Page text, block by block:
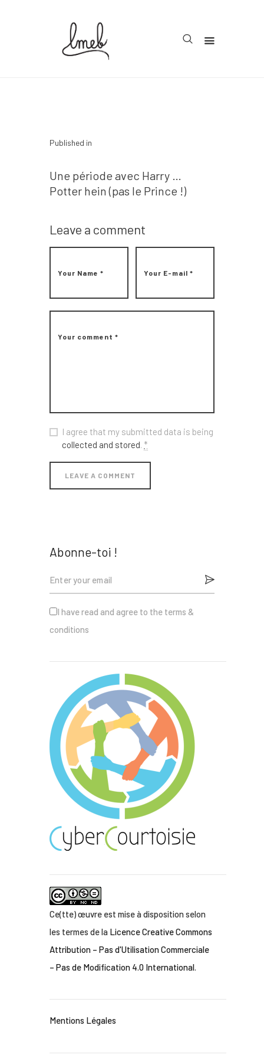
Organisation
La communauté
Contact
Navigation
l’article
Published in
Une période avec Harry …
Potter hein (pas le Prince !)
Leave a comment
I agree that my submitted data is being
collected and stored. *
Abonne-toi !
I have read and agree to the terms &
conditions
Ce(tte) œuvre est mise à disposition selon
les termes de la Licence Creative Commons
Attribution – Pas d'Utilisation Commerciale
– Pas de Modification 4.0 International.
Mentions Légales